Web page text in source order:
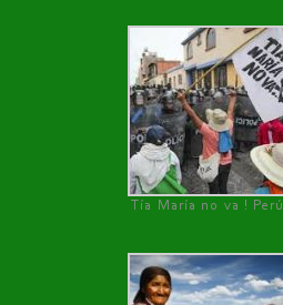
Tía María no va ! Perú